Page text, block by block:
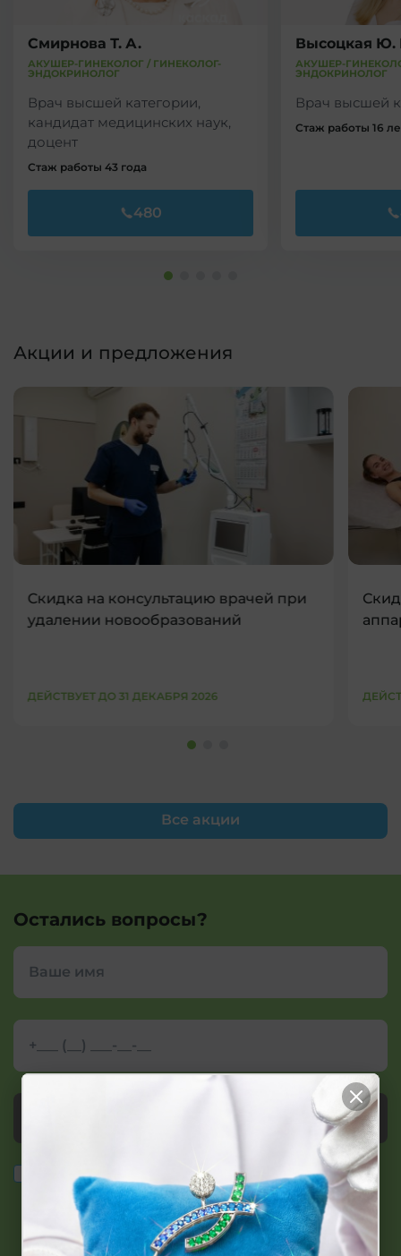
Смирнова Т. А.
АКУШЕР-ГИНЕКОЛОГ / ГИНЕКОЛОГ-
ЭНДОКРИНОЛОГ
Врач высшей категории,
кандидат медицинских наук,
доцент
Стаж работы 43 года
480
Высоцкая Ю.
АКУШЕР-
ЭНДОКРИНОЛОГ
Врач высшей
Стаж работы 16
Акции и предложения
Все акции
Скидка на консультацию врачей при
удалении новообразований
ДЕЙСТВУЕТ ДО 31 ДЕКАБРЯ 2026
Остались вопросы?
Согласие на сбор и обработку
персональных
данных
в соответствии с требованиями Закона
Республики Беларусь от 07.05.2021 N 99-З "О защите
персональных данных"